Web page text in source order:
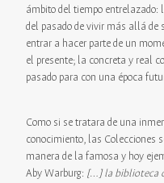
ámbito del tiempo entrelazado:
del pasado de vivir más allá de
entrar a hacer parte de un
el presente; la concreta y real
pasado para con una época
Como si se tratara de una
conocimiento, las Colecciones
manera de la famosa y hoy
Aby Warburg: […] la biblioteca